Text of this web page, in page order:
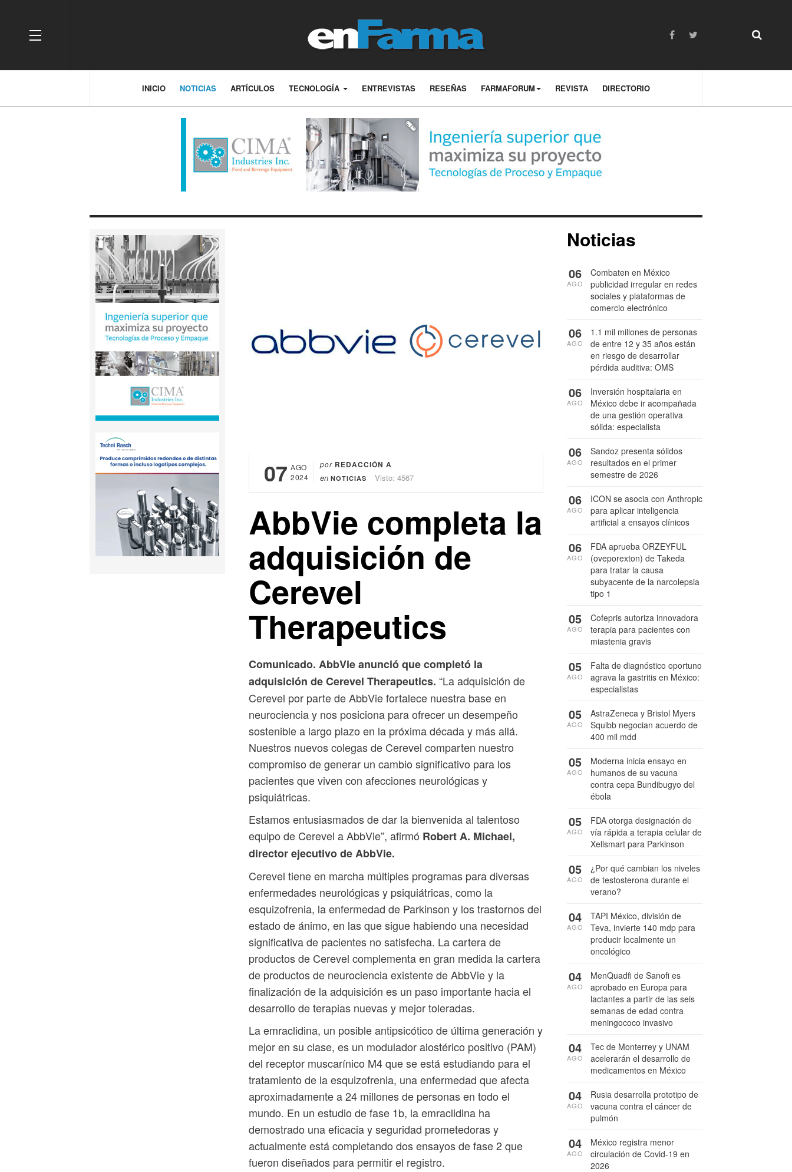
OFF CANVAS
INICIO NOTICIAS ARTÍCULOS TECNOLOGÍA ENTREVISTAS RESEÑAS FARMAFORUM REVISTA DIRECTORIO
07 AGO
2024
por REDACCIÓN A
en NOTICIAS Visto: 4567
AbbVie completa la
adquisición de
Cerevel
Therapeutics
Comunicado. AbbVie anunció que completó la
adquisición de Cerevel Therapeutics. “La adquisición de
Cerevel por parte de AbbVie fortalece nuestra base en
neurociencia y nos posiciona para ofrecer un desempeño
sostenible a largo plazo en la próxima década y más allá.
Nuestros nuevos colegas de Cerevel comparten nuestro
compromiso de generar un cambio significativo para los
pacientes que viven con afecciones neurológicas y
psiquiátricas.
Estamos entusiasmados de dar la bienvenida al talentoso
equipo de Cerevel a AbbVie”, afirmó Robert A. Michael,
director ejecutivo de AbbVie.
Cerevel tiene en marcha múltiples programas para diversas
enfermedades neurológicas y psiquiátricas, como la
esquizofrenia, la enfermedad de Parkinson y los trastornos del
estado de ánimo, en las que sigue habiendo una necesidad
significativa de pacientes no satisfecha. La cartera de
productos de Cerevel complementa en gran medida la cartera
de productos de neurociencia existente de AbbVie y la
finalización de la adquisición es un paso importante hacia el
desarrollo de terapias nuevas y mejor toleradas.
La emraclidina, un posible antipsicótico de última generación y
mejor en su clase, es un modulador alostérico positivo (PAM)
del receptor muscarínico M4 que se está estudiando para el
tratamiento de la esquizofrenia, una enfermedad que afecta
aproximadamente a 24 millones de personas en todo el
mundo. En un estudio de fase 1b, la emraclidina ha
demostrado una eficacia y seguridad prometedoras y
actualmente está completando dos ensayos de fase 2 que
fueron diseñados para permitir el registro.
Noticias
Combaten en México
publicidad irregular en redes
sociales y plataformas de
comercio electrónico
06
AGO
1.1 mil millones de personas
de entre 12 y 35 años están
en riesgo de desarrollar
pérdida auditiva: OMS
06
AGO
Inversión hospitalaria en
México debe ir acompañada
de una gestión operativa
sólida: especialista
06
AGO
Sandoz presenta sólidos
resultados en el primer
semestre de 2026
06
AGO
ICON se asocia con Anthropic
para aplicar inteligencia
artificial a ensayos clínicos
06
AGO
FDA aprueba ORZEYFUL
(oveporexton) de Takeda
para tratar la causa
subyacente de la narcolepsia
tipo 1
06
AGO
Cofepris autoriza innovadora
terapia para pacientes con
miastenia gravis
05
AGO
Falta de diagnóstico oportuno
agrava la gastritis en México:
especialistas
05
AGO
AstraZeneca y Bristol Myers
Squibb negocian acuerdo de
400 mil mdd
05
AGO
Moderna inicia ensayo en
humanos de su vacuna
contra cepa Bundibugyo del
ébola
05
AGO
FDA otorga designación de
vía rápida a terapia celular de
Xellsmart para Parkinson
05
AGO
¿Por qué cambian los niveles
de testosterona durante el
verano?
05
AGO
TAPI México, división de
Teva, invierte 140 mdp para
producir localmente un
oncológico
04
AGO
MenQuadfi de Sanofi es
aprobado en Europa para
lactantes a partir de las seis
semanas de edad contra
meningococo invasivo
04
AGO
Tec de Monterrey y UNAM
acelerarán el desarrollo de
medicamentos en México
04
AGO
Rusia desarrolla prototipo de
vacuna contra el cáncer de
pulmón
04
AGO
México registra menor
circulación de Covid-19 en
2026
04
AGO